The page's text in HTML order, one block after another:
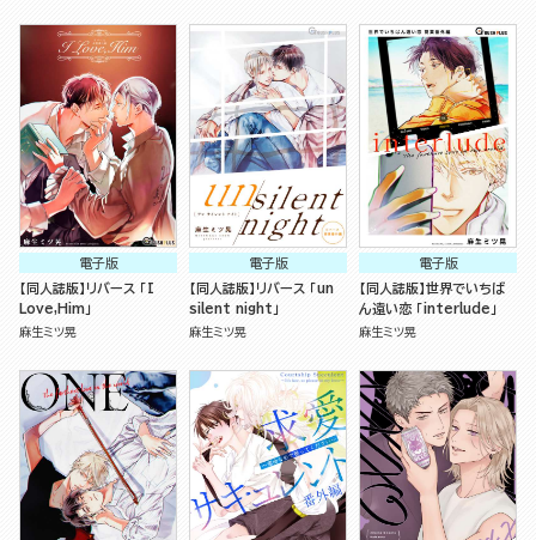
電子版
【同人誌版】リバース 「I
Love,Him」
麻生ミツ晃
電子版
【同人誌版】リバース 「un
silent night」
麻生ミツ晃
電子版
【同人誌版】世界でいちば
ん遠い恋 「interlude」
麻生ミツ晃